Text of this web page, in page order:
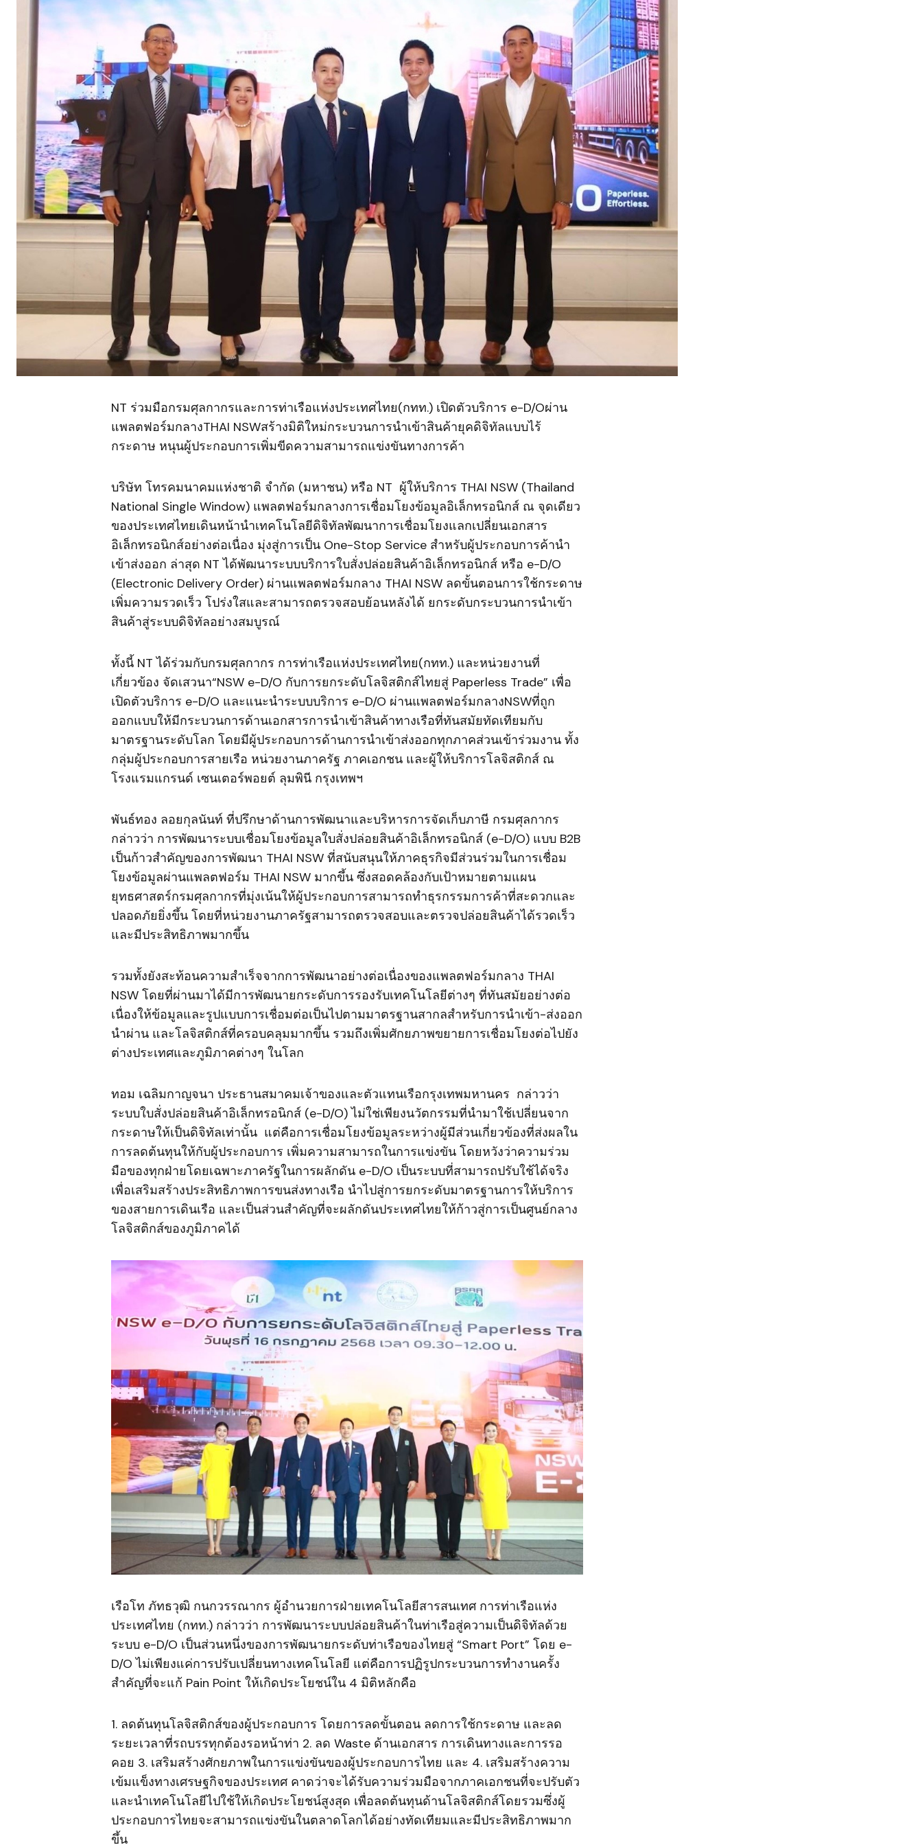
NT ร่วมมือกรมศุลกากรและการท่าเรือแห่งประเทศไทย(กทท.) เปิดตัวบริการ e-D/Oผ่าน
แพลตฟอร์มกลางTHAI NSWสร้างมิติใหม่กระบวนการนำเข้าสินค้ายุคดิจิทัลแบบไร้
กระดาษ หนุนผู้ประกอบการเพิ่มขีดความสามารถแข่งขันทางการค้า
​บริษัท โทรคมนาคมแห่งชาติ จำกัด (มหาชน) หรือ NT ผู้ให้บริการ THAI NSW (Thailand
National Single Window) แพลตฟอร์มกลางการเชื่อมโยงข้อมูลอิเล็กทรอนิกส์ ณ จุดเดียว
ของประเทศไทยเดินหน้านำเทคโนโลยีดิจิทัลพัฒนาการเชื่อมโยงแลกเปลี่ยนเอกสาร
อิเล็กทรอนิกส์อย่างต่อเนื่อง มุ่งสู่การเป็น One-Stop Service สำหรับผู้ประกอบการค้านำ
เข้าส่งออก ล่าสุด NT ได้พัฒนาระบบบริการใบสั่งปล่อยสินค้าอิเล็กทรอนิกส์ หรือ e-D/O
(Electronic Delivery Order) ผ่านแพลตฟอร์มกลาง THAI NSW ลดขั้นตอนการใช้กระดาษ
เพิ่มความรวดเร็ว โปร่งใสและสามารถตรวจสอบย้อนหลังได้ ยกระดับกระบวนการนำเข้า
สินค้าสู่ระบบดิจิทัลอย่างสมบูรณ์
ทั้งนี้ NT ได้ร่วมกับกรมศุลกากร การท่าเรือแห่งประเทศไทย(กทท.) และหน่วยงานที่
เกี่ยวข้อง จัดเสวนา“NSW e-D/O กับการยกระดับโลจิสติกส์ไทยสู่ Paperless Trade” เพื่อ
เปิดตัวบริการ e-D/O และแนะนำระบบบริการ e-D/O ผ่านแพลตฟอร์มกลางNSWที่ถูก
ออกแบบให้มีกระบวนการด้านเอกสารการนำเข้าสินค้าทางเรือที่ทันสมัยทัดเทียมกับ
มาตรฐานระดับโลก โดยมีผู้ประกอบการด้านการนำเข้าส่งออกทุกภาคส่วนเข้าร่วมงาน ทั้ง
กลุ่มผู้ประกอบการสายเรือ หน่วยงานภาครัฐ ภาคเอกชน และผู้ให้บริการโลจิสติกส์ ณ
โรงแรมแกรนด์ เซนเตอร์พอยต์ ลุมพินี กรุงเทพฯ
พันธ์ทอง ลอยกุลนันท์ ที่ปรึกษาด้านการพัฒนาและบริหารการจัดเก็บภาษี กรมศุลกากร
กล่าวว่า การพัฒนาระบบเชื่อมโยงข้อมูลใบสั่งปล่อยสินค้าอิเล็กทรอนิกส์ (e-D/O) แบบ B2B
เป็นก้าวสำคัญของการพัฒนา THAI NSW ที่สนับสนุนให้ภาคธุรกิจมีส่วนร่วมในการเชื่อม
โยงข้อมูลผ่านแพลตฟอร์ม THAI NSW มากขึ้น ซึ่งสอดคล้องกับเป้าหมายตามแผน
ยุทธศาสตร์กรมศุลกากรที่มุ่งเน้นให้ผู้ประกอบการสามารถทำธุรกรรมการค้าที่สะดวกและ
ปลอดภัยยิ่งขึ้น โดยที่หน่วยงานภาครัฐสามารถตรวจสอบและตรวจปล่อยสินค้าได้รวดเร็ว
และมีประสิทธิภาพมากขึ้น
รวมทั้งยังสะท้อนความสำเร็จจากการพัฒนาอย่างต่อเนื่องของแพลตฟอร์มกลาง THAI
NSW โดยที่ผ่านมาได้มีการพัฒนายกระดับการรองรับเทคโนโลยีต่างๆ ที่ทันสมัยอย่างต่อ
เนื่องให้ข้อมูลและรูปแบบการเชื่อมต่อเป็นไปตามมาตรฐานสากลสำหรับการนำเข้า-ส่งออก
นำผ่าน และโลจิสติกส์ที่ครอบคลุมมากขึ้น รวมถึงเพิ่มศักยภาพขยายการเชื่อมโยงต่อไปยัง
ต่างประเทศและภูมิภาคต่างๆ ในโลก
ทอม เฉลิมกาญจนา ประธานสมาคมเจ้าของและตัวแทนเรือกรุงเทพมหานคร กล่าวว่า
ระบบใบสั่งปล่อยสินค้าอิเล็กทรอนิกส์ (e-D/O) ไม่ใช่เพียงนวัตกรรมที่นำมาใช้เปลี่ยนจาก
กระดาษให้เป็นดิจิทัลเท่านั้น แต่คือการเชื่อมโยงข้อมูลระหว่างผู้มีส่วนเกี่ยวข้องที่ส่งผลใน
การลดต้นทุนให้กับผู้ประกอบการ เพิ่มความสามารถในการแข่งขัน โดยหวังว่าความร่วม
มือของทุกฝ่ายโดยเฉพาะภาครัฐในการผลักดัน e-D/O เป็นระบบที่สามารถปรับใช้ได้จริง
เพื่อเสริมสร้างประสิทธิภาพการขนส่งทางเรือ นำไปสู่การยกระดับมาตรฐานการให้บริการ
ของสายการเดินเรือ และเป็นส่วนสำคัญที่จะผลักดันประเทศไทยให้ก้าวสู่การเป็นศูนย์กลาง
โลจิสติกส์ของภูมิภาคได้
​เรือโท ภัทธวุฒิ กนกวรรณากร ผู้อำนวยการฝ่ายเทคโนโลยีสารสนเทศ การท่าเรือแห่ง
ประเทศไทย (กทท.) กล่าวว่า การพัฒนาระบบปล่อยสินค้าในท่าเรือสู่ความเป็นดิจิทัลด้วย
ระบบ e-D/O เป็นส่วนหนึ่งของการพัฒนายกระดับท่าเรือของไทยสู่ “Smart Port” โดย e-
D/O ไม่เพียงแค่การปรับเปลี่ยนทางเทคโนโลยี แต่คือการปฏิรูปกระบวนการทำงานครั้ง
สำคัญที่จะแก้ Pain Point ให้เกิดประโยชน์ใน 4 มิติหลักคือ
1. ลดต้นทุนโลจิสติกส์ของผู้ประกอบการ โดยการลดขั้นตอน ลดการใช้กระดาษ และลด
ระยะเวลาที่รถบรรทุกต้องรอหน้าท่า 2. ลด Waste ด้านเอกสาร การเดินทางและการรอ
คอย 3. เสริมสร้างศักยภาพในการแข่งขันของผู้ประกอบการไทย และ 4. เสริมสร้างความ
เข้มแข็งทางเศรษฐกิจของประเทศ คาดว่าจะได้รับความร่วมมือจากภาคเอกชนที่จะปรับตัว
และนำเทคโนโลยีไปใช้ให้เกิดประโยชน์สูงสุด เพื่อลดต้นทุนด้านโลจิสติกส์โดยรวมซึ่งผู้
ประกอบการไทยจะสามารถแข่งขันในตลาดโลกได้อย่างทัดเทียมและมีประสิทธิภาพมาก
ขึ้น